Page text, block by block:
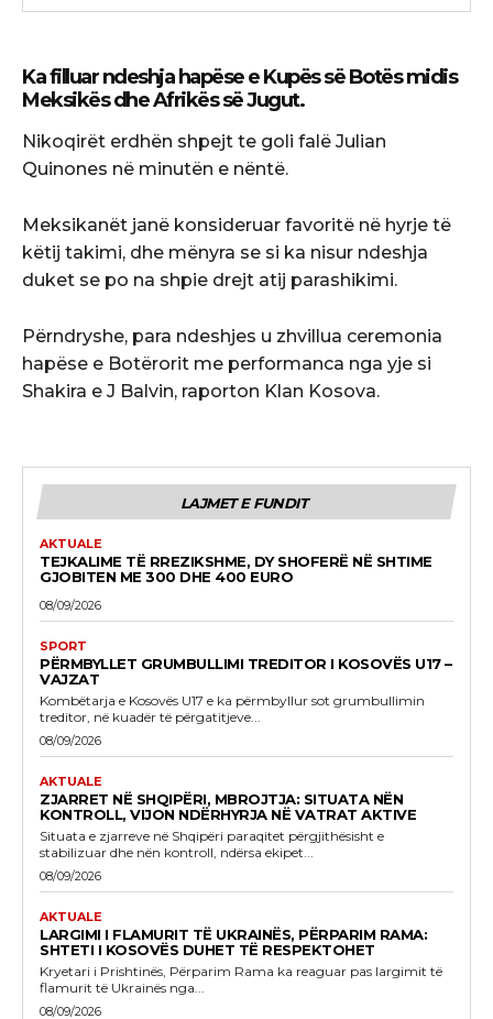
Ka filluar ndeshja hapëse e Kupës së Botës midis
Meksikës dhe Afrikës së Jugut.
Nikoqirët erdhën shpejt te goli falë Julian
Quinones në minutën e nëntë.
Meksikanët janë konsideruar favoritë në hyrje të
këtij takimi, dhe mënyra se si ka nisur ndeshja
duket se po na shpie drejt atij parashikimi.
Përndryshe, para ndeshjes u zhvillua ceremonia
hapëse e Botërorit me performanca nga yje si
Shakira e J Balvin, raporton Klan Kosova.
LAJMET E FUNDIT
AKTUALE
TEJKALIME TË RREZIKSHME, DY SHOFERË NË SHTIME
GJOBITEN ME 300 DHE 400 EURO
08/09/2026
SPORT
PËRMBYLLET GRUMBULLIMI TREDITOR I KOSOVËS U17 –
VAJZAT
Kombëtarja e Kosovës U17 e ka përmbyllur sot grumbullimin
treditor, në kuadër të përgatitjeve...
08/09/2026
AKTUALE
ZJARRET NË SHQIPËRI, MBROJTJA: SITUATA NËN
KONTROLL, VIJON NDËRHYRJA NË VATRAT AKTIVE
Situata e zjarreve në Shqipëri paraqitet përgjithësisht e
stabilizuar dhe nën kontroll, ndërsa ekipet...
08/09/2026
AKTUALE
LARGIMI I FLAMURIT TË UKRAINËS, PËRPARIM RAMA:
SHTETI I KOSOVËS DUHET TË RESPEKTOHET
Kryetari i Prishtinës, Përparim Rama ka reaguar pas largimit të
flamurit të Ukrainës nga...
08/09/2026